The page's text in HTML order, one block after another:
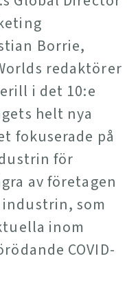
Borrie,
redaktörer
i det 10:e
helt nya
fokuserade på
för
av företagen
som
inom
COVID-